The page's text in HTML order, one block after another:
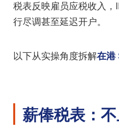
税表反映雇员应税收入
行尽调甚至延迟开户。
以下从实操角度拆解在港
薪俸税表：